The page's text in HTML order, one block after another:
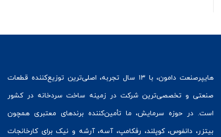
هایپرصنعت
دامون، با ۱۳ سال تجربه، اصلی‌ترین توزیع‌کننده قطعات
صنعتی و تخصصی‌ترین شرکت در زمینه ساخت سردخانه در کشور
است. در حوزه سرمایش، ما تأمین‌کننده برندهای معتبری همچون
بیتزر، دانفوس،کوپلند، رفکامپ، آسه، آرشه و نیک برای کارخانجات